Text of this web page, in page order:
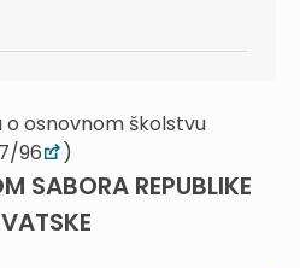
o osnovnom školstvu
96
)
SABORA REPUBLIKE